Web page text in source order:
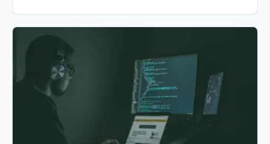
responsabilidad implícita...